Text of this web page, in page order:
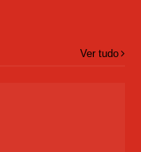
Ver tudo